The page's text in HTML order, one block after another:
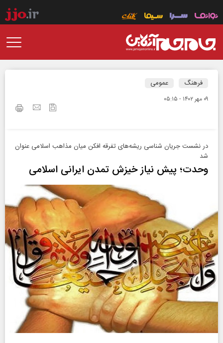
فرهنگ عمومی
۰۹ مهر ۱۴۰۲ - ۰۵:۱۵
در نشست جریان شناسی ریشه‌های تفرقه افکن میان مذاهب اسلامی عنوان
شد
وحدت؛ پیش نیاز خیزش تمدن ایرانی اسلامی